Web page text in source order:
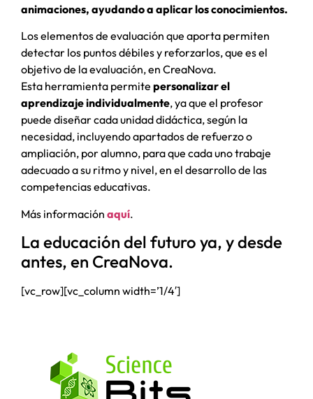
animaciones, ayudando a aplicar los conocimientos.
Los elementos de evaluación que aporta permiten
detectar los puntos débiles y reforzarlos, que es el
objetivo de la evaluación, en CreaNova.
Esta herramienta permite personalizar el
aprendizaje individualmente, ya que el profesor
puede diseñar cada unidad didáctica, según la
necesidad, incluyendo apartados de refuerzo o
ampliación, por alumno, para que cada uno trabaje
adecuado a su ritmo y nivel, en el desarrollo de las
competencias educativas.
Más información aquí.
La educación del futuro ya, y desde
antes, en CreaNova.
[vc_row][vc_column width=’1/4′]